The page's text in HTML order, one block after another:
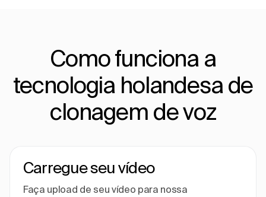
Como funciona a
tecnologia holandesa de
clonagem de voz
Carregue seu vídeo
Faça upload de seu vídeo para nossa